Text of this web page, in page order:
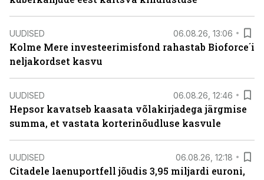
UUDISED 06.08.26, 13:06
Kolme Mere investeerimisfond rahastab Bioforce´i
neljakordset kasvu
UUDISED 06.08.26, 12:46
Hepsor kavatseb kaasata võlakirjadega järgmise
summa, et vastata korterinõudluse kasvule
UUDISED 06.08.26, 12:18
Citadele laenuportfell jõudis 3,95 miljardi euroni,